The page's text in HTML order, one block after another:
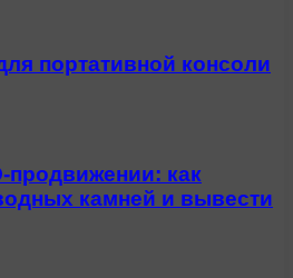
портативной консоли
продвижении: как
камней и вывести